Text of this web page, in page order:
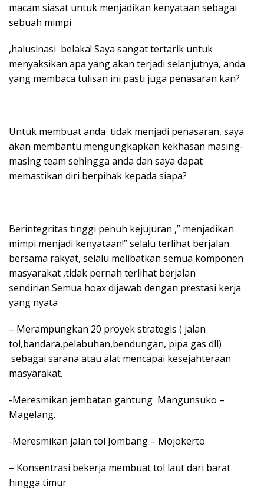
macam siasat untuk menjadikan kenyataan sebagai
sebuah mimpi
,halusinasi belaka! Saya sangat tertarik untuk
menyaksikan apa yang akan terjadi selanjutnya, anda
yang membaca tulisan ini pasti juga penasaran kan?
Untuk membuat anda tidak menjadi penasaran, saya
akan membantu mengungkapkan kekhasan masing-
masing team sehingga anda dan saya dapat
memastikan diri berpihak kepada siapa?
Berintegritas tinggi penuh kejujuran ,” menjadikan
mimpi menjadi kenyataan!” selalu terlihat berjalan
bersama rakyat, selalu melibatkan semua komponen
masyarakat ,tidak pernah terlihat berjalan
sendirian.Semua hoax dijawab dengan prestasi kerja
yang nyata
– Merampungkan 20 proyek strategis ( jalan
tol,bandara,pelabuhan,bendungan, pipa gas dll)
sebagai sarana atau alat mencapai kesejahteraan
masyarakat.
-Meresmikan jembatan gantung Mangunsuko –
Magelang.
-Meresmikan jalan tol Jombang – Mojokerto
– Konsentrasi bekerja membuat tol laut dari barat
hingga timur